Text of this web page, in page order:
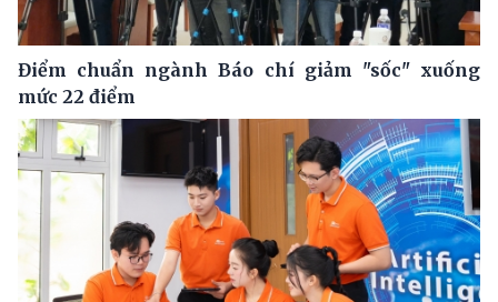
Điểm chuẩn ngành Báo chí giảm "sốc" xuống
mức 22 điểm